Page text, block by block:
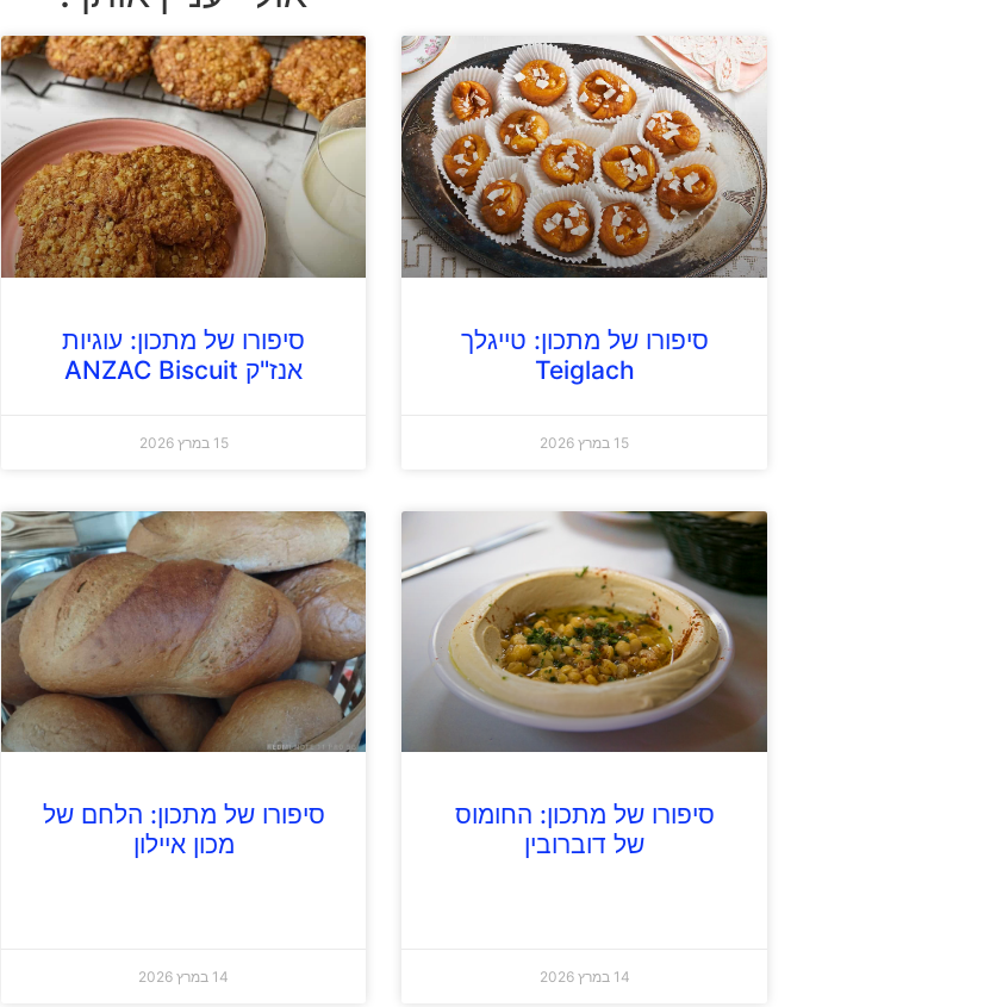
סיפורו של מתכון: טייגלך
Teiglach
15 במרץ 2026
סיפורו של מתכון: עוגיות
אנז"ק ANZAC Biscuit
15 במרץ 2026
סיפורו של מתכון: החומוס
של דוברובין
14 במרץ 2026
סיפורו של מתכון: הלחם של
מכון איילון
14 במרץ 2026